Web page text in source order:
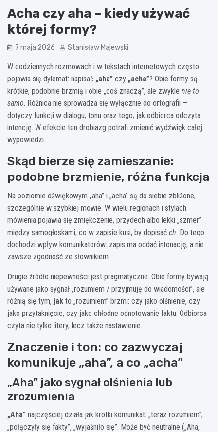
Acha czy aha – kiedy używać
której formy?
7 maja 2026 Stanisław Majewski
W codziennych rozmowach i w tekstach internetowych często
pojawia się dylemat: napisać „aha” czy „acha”? Obie formy są
krótkie, podobnie brzmią i obie „coś znaczą”, ale zwykle nie to
samo. Różnica nie sprowadza się wyłącznie do ortografii —
dotyczy funkcji w dialogu, tonu oraz tego, jak odbiorca odczyta
intencję. W efekcie ten drobiazg potrafi zmienić wydźwięk całej
wypowiedzi.
Skąd bierze się zamieszanie:
podobne brzmienie, różna funkcja
Na poziomie dźwiękowym „aha” i „acha” są do siebie zbliżone,
szczególnie w szybkiej mowie. W wielu regionach i stylach
mówienia pojawia się zmiękczenie, przydech albo lekki „szmer”
między samogłoskami, co w zapisie kusi, by dopisać ch. Do tego
dochodzi wpływ komunikatorów: zapis ma oddać intonację, a nie
zawsze zgodność ze słownikiem.
Drugie źródło niepewności jest pragmatyczne. Obie formy bywają
używane jako sygnał „rozumiem / przyjmuję do wiadomości”, ale
różnią się tym, jak to „rozumiem” brzmi: czy jako olśnienie, czy
jako przytaknięcie, czy jako chłodne odnotowanie faktu. Odbiorca
czyta nie tylko litery, lecz także nastawienie.
Znaczenie i ton: co zazwyczaj
komunikuje „aha”, a co „acha”
„Aha” jako sygnał olśnienia lub
zrozumienia
„Aha” najczęściej działa jak krótki komunikat: „teraz rozumiem”,
„połączyły się fakty”, „wyjaśniło się”. Może być neutralne („Aha,